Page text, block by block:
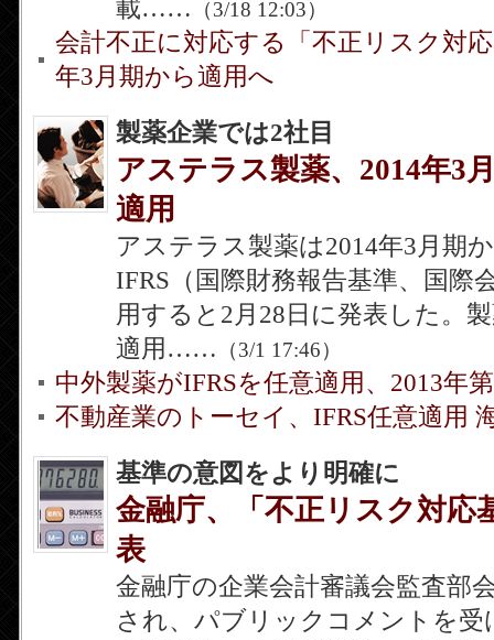
載…… （3/18 12:03）
会計不正に対応する「不正リスク対
年3月期から適用へ
製薬企業では2社目
アステラス製薬、2014年3
適用
アステラス製薬は2014年3月期
IFRS（国際財務報告基準、国際
用すると2月28日に発表した。
適用…… （3/1 17:46）
中外製薬がIFRSを任意適用、2013年
不動産業のトーセイ、IFRS任意適用
基準の意図をより明確に
金融庁、「不正リスク対応
表
金融庁の企業会計審議会監査部
され、パブリックコメントを受